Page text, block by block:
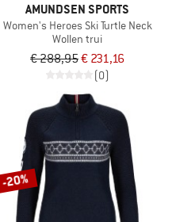
AMUNDSEN SPORTS
Women's Heroes Ski Turtle Neck
Wollen trui
€ 288,95€ 231,16
(0)
-20%